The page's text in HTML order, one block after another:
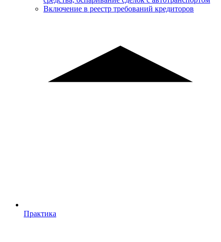
Включение в реестр требований кредиторов
Практика
Практика